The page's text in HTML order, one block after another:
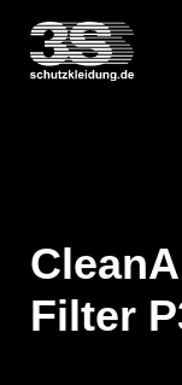
Filter